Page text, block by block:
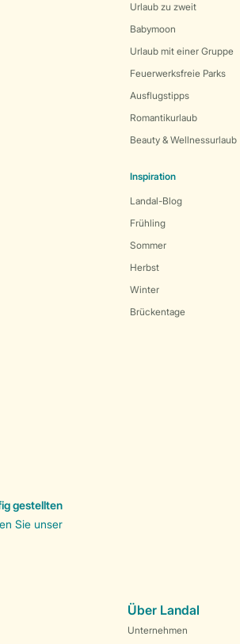
Urlaub zu zweit
Babymoon
Urlaub mit einer Gruppe
Feuerwerksfreie Parks
Ausflugstipps
Romantikurlaub
Beauty & Wellnessurlaub
Inspiration
Landal-Blog
Frühling
Sommer
Herbst
Winter
Brückentage
gestellten
Sie unser
Über Landal
Unternehmen